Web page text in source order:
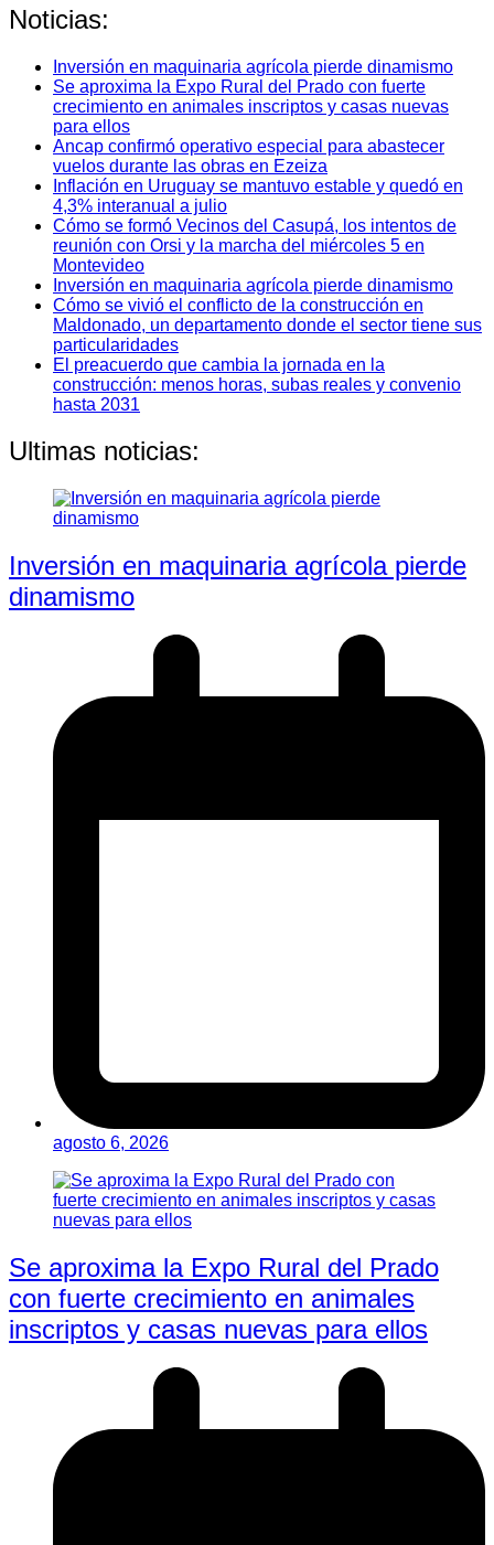
Noticias:
Inversión en maquinaria agrícola pierde dinamismo
Se aproxima la Expo Rural del Prado con fuerte
crecimiento en animales inscriptos y casas nuevas
para ellos
Ancap confirmó operativo especial para abastecer
vuelos durante las obras en Ezeiza
Inflación en Uruguay se mantuvo estable y quedó en
4,3% interanual a julio
Cómo se formó Vecinos del Casupá, los intentos de
reunión con Orsi y la marcha del miércoles 5 en
Montevideo
Inversión en maquinaria agrícola pierde dinamismo
Cómo se vivió el conflicto de la construcción en
Maldonado, un departamento donde el sector tiene sus
particularidades
El preacuerdo que cambia la jornada en la
construcción: menos horas, subas reales y convenio
hasta 2031
Ultimas noticias:
Inversión en maquinaria agrícola pierde
dinamismo
agosto 6, 2026
Se aproxima la Expo Rural del Prado
con fuerte crecimiento en animales
inscriptos y casas nuevas para ellos